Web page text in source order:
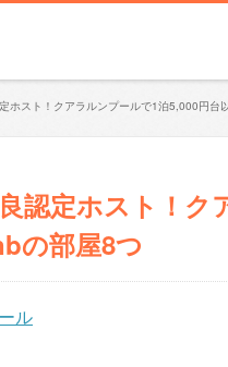
ホスト！クアラルンプールで1泊5,000円台
認定ホスト！ク
の部屋8つ
ル